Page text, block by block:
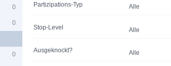
0
0
0
Partizipations-Typ Alle
Stop-Level Alle
Ausgeknockt? Alle